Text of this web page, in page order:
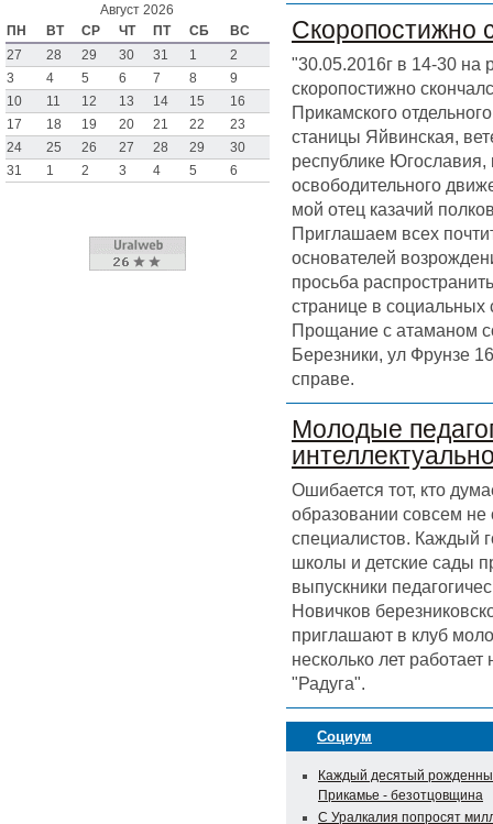
Скоропостижно
"30.05.2016г в 14-30 на
скоропостижно
Прикамского
станицы Яйвинская,
республике
освободительного
мой отец казачий
Приглашаем всех
основателей
просьба
странице в
Прощание с атаманом
Березники, ул Фрунзе
справе.
Молодые
Ошибается тот, кто
образовании совсем
специалистов. Каждый
школы и детские сады
выпускники
Новичков
приглашают в клуб
несколько лет
"Радуга".
Социум
Каждый десятый
Прикамье - безотцовщина
С Уралкалия попросят
Август 2026
ПН
ВТ СР ЧТ ПТ СБ
ВС
27
28 29 30 31 1
2
3
4 5 6 7 8
9
10
11 12 13 14 15
16
17
18 19 20 21 22
23
24
25 26 27 28 29
30
31
1 2 3 4 5 6